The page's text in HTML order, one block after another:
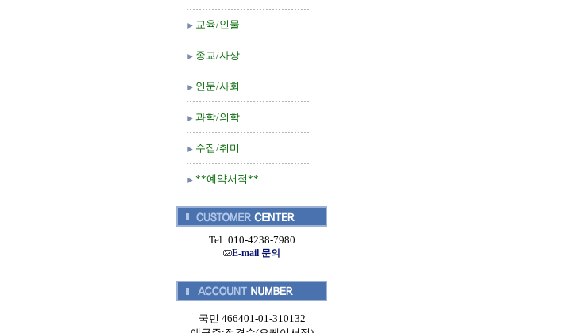
교육/인물
종교/사상
인문/사회
과학/의학
수집/취미
**예약서적**
Tel: 010-4238-7980
E-mail 문의
국민 466401-01-310132